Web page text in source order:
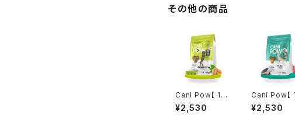
その他の商品
Cani Pow【 13
0g 】ダイジェス
ション - DIGES
¥2,530
Cani Pow【
0g 】フレック
- FLEX -
¥2,530